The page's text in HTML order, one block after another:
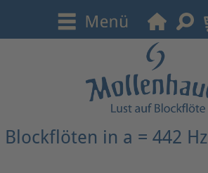
Blockflöten in a = 442 Hz